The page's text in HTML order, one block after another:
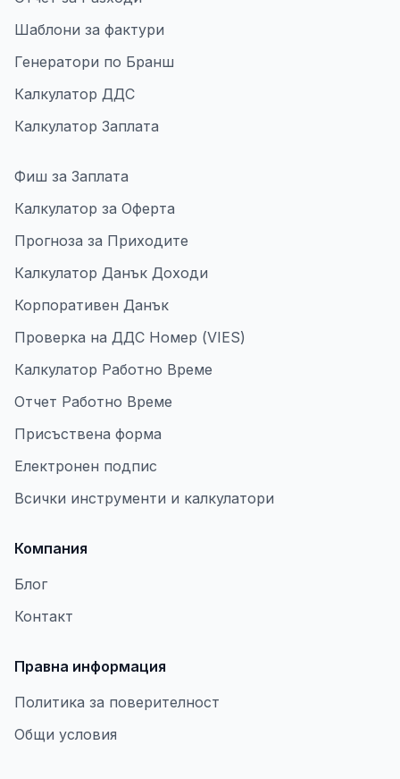
Шаблони за фактури
Генератори по Бранш
Калкулатор ДДС
Калкулатор Заплата
Фиш за Заплата
Калкулатор за Оферта
Прогноза за Приходите
Калкулатор Данък Доходи
Корпоративен Данък
Проверка на ДДС Номер (VIES)
Калкулатор Работно Време
Отчет Работно Време
Присъствена форма
Електронен подпис
Всички инструменти и калкулатори
Компания
Блог
Контакт
Правна информация
Политика за поверителност
Общи условия